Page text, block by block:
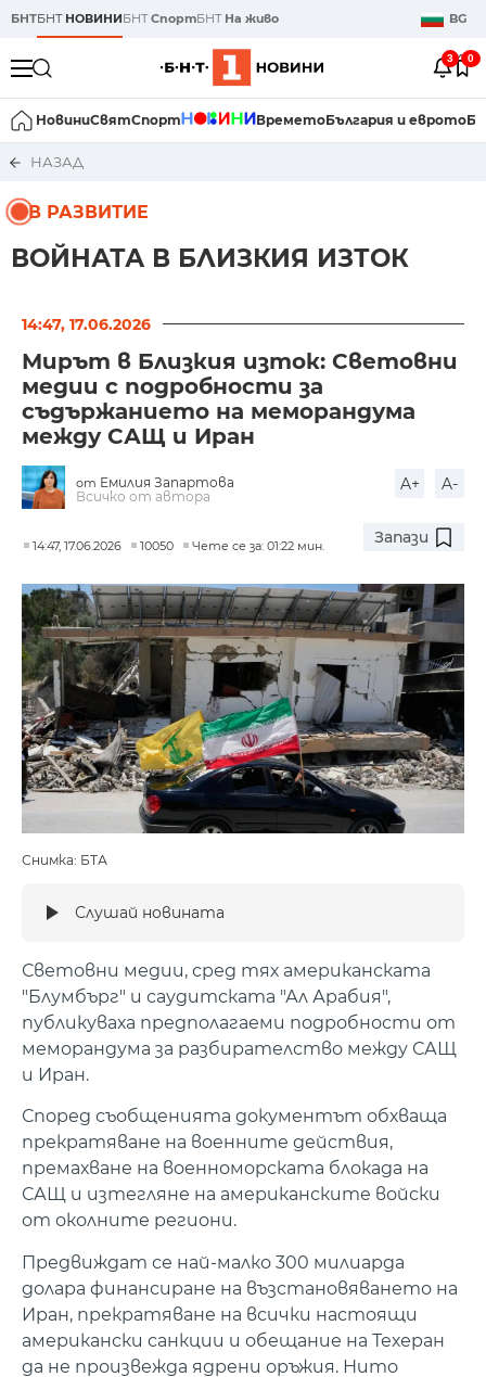
БНТБНТ НОВИНИБНТСпортБНТ На живо BG
3 0
НовиниСвятСпорт ВреметоБългария и еврото
НАЗАД
В РАЗВИТИЕ
ВОЙНАТА В БЛИЗКИЯ ИЗТОК
14:47, 17.06.2026
Мирът в Близкия изток: Световни
медии с подробности за
съдържанието на меморандума
между САЩ и Иран
от Емилия Запартова
Всичко от автора
A+ A-
14:47, 17.06.2026 10050 Чете се за: 01:22 мин. Запази
Снимка: БТА
Слушай новината
Световни медии, сред тях американската
"Блумбърг" и саудитската "Ал Арабия",
публикуваха предполагаеми подробности от
меморандума за разбирателство между САЩ
и Иран.
Според съобщенията документът обхваща
прекратяване на военните действия,
премахване на военноморската блокада на
САЩ и изтегляне на американските войски
от околните региони.
Предвиждат се най-малко 300 милиарда
долара финансиране на възстановяването на
Иран, прекратяване на всички настоящи
американски санкции и обещание на Техеран
да не произвежда ядрени оръжия. Нито